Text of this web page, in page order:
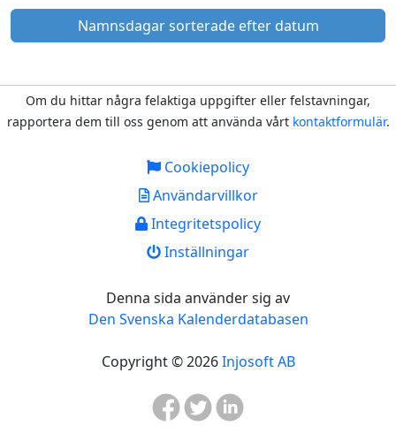
Namnsdagar sorterade efter datum
Om du hittar några felaktiga uppgifter eller felstavningar,
rapportera dem till oss genom att använda vårt kontaktformulär.
Cookiepolicy
Användarvillkor
Integritetspolicy
Inställningar
Denna sida använder sig av
Den Svenska Kalenderdatabasen
Copyright © 2026Injosoft AB